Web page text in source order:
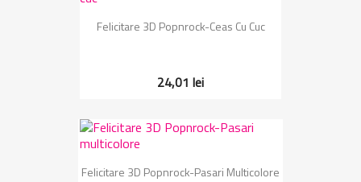
Felicitare 3D Popnrock-Ceas Cu Cuc
24,01 lei
Felicitare 3D Popnrock-Pasari Multicolore